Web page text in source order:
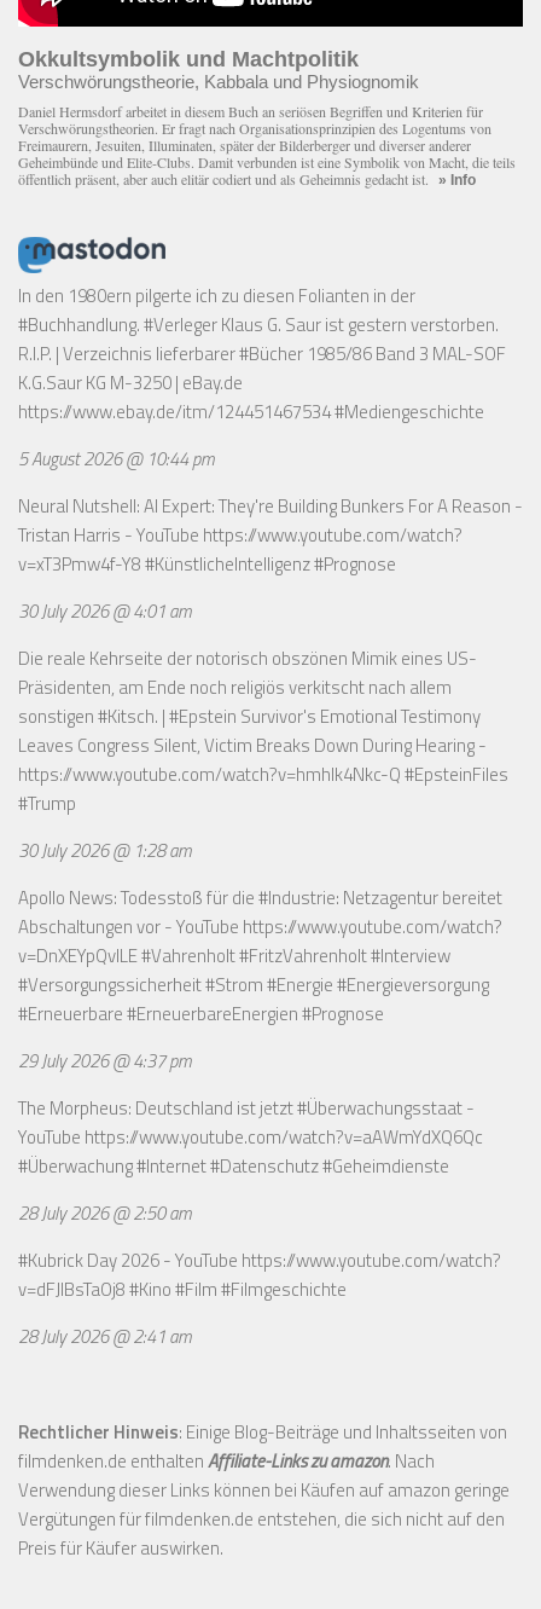
Okkultsymbolik und Machtpolitik
Verschwörungstheorie, Kabbala und Physiognomik
Daniel Hermsdorf arbeitet in diesem Buch an seriösen Begriffen und Kriterien für
Verschwörungstheorien. Er fragt nach Organisationsprinzipien des Logentums von
Freimaurern, Jesuiten, Illuminaten, später der Bilderberger und diverser anderer
Geheimbünde und Elite-Clubs. Damit verbunden ist eine Symbolik von Macht, die teils
öffentlich präsent, aber auch elitär codiert und als Geheimnis gedacht ist. » Info
In den 1980ern pilgerte ich zu diesen Folianten in der
#Buchhandlung. #Verleger Klaus G. Saur ist gestern verstorben.
R.I.P. | Verzeichnis lieferbarer #Bücher 1985/86 Band 3 MAL-SOF
K.G.Saur KG M-3250 | eBay.de
https://www.ebay.de/itm/124451467534#Mediengeschichte
5 August 2026 @ 10:44 pm
Neural Nutshell: AI Expert: They're Building Bunkers For A Reason -
Tristan Harris - YouTube https://www.youtube.com/watch?
v=xT3Pmw4f-Y8#KünstlicheIntelligenz #Prognose
30 July 2026 @ 4:01 am
Die reale Kehrseite der notorisch obszönen Mimik eines US-
Präsidenten, am Ende noch religiös verkitscht nach allem
sonstigen #Kitsch. | #Epstein Survivor's Emotional Testimony
Leaves Congress Silent, Victim Breaks Down During Hearing -
https://www.youtube.com/watch?v=hmhlk4Nkc-Q#EpsteinFiles
#Trump
30 July 2026 @ 1:28 am
Apollo News: Todesstoß für die #Industrie: Netzagentur bereitet
Abschaltungen vor - YouTube https://www.youtube.com/watch?
v=DnXEYpQvILE#Vahrenholt #FritzVahrenholt #Interview
#Versorgungssicherheit #Strom #Energie #Energieversorgung
#Erneuerbare #ErneuerbareEnergien #Prognose
29 July 2026 @ 4:37 pm
The Morpheus: Deutschland ist jetzt #Überwachungsstaat -
YouTube https://www.youtube.com/watch?v=aAWmYdXQ6Qc
#Überwachung #Internet #Datenschutz #Geheimdienste
28 July 2026 @ 2:50 am
#Kubrick Day 2026 - YouTube https://www.youtube.com/watch?
v=dFJIBsTaOj8#Kino #Film #Filmgeschichte
28 July 2026 @ 2:41 am
Rechtlicher Hinweis: Einige Blog-Beiträge und Inhaltsseiten von
filmdenken.de enthaltenAffiliate-Links zu amazon. Nach
Verwendung dieser Links können bei Käufen auf amazon geringe
Vergütungen für filmdenken.de entstehen, die sich nicht auf den
Preis für Käufer auswirken.